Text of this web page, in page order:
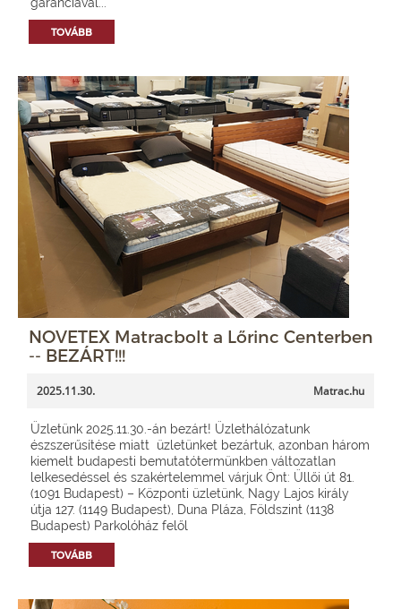
TOVÁBB
NOVETEX Matracbolt a Lőrinc Centerben
-- BEZÁRT!!!
2025.11.30. Matrac.hu
Üzletünk 2025.11.30.-án bezárt! Üzlethálózatunk
észszerűsítése miatt üzletünket bezártuk, azonban három
kiemelt budapesti bemutatótermünkben változatlan
lelkesedéssel és szakértelemmel várjuk Önt: Üllői út 81.
(1091 Budapest) – Központi üzletünk, Nagy Lajos király
útja 127. (1149 Budapest), Duna Pláza, Földszint (1138
Budapest) Parkolóház felől
TOVÁBB